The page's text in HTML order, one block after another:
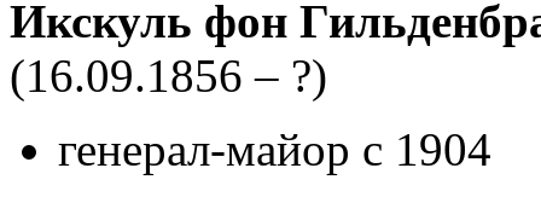
Икскуль фон
(16.09.1856 – ?)
генерал-майор с 1904